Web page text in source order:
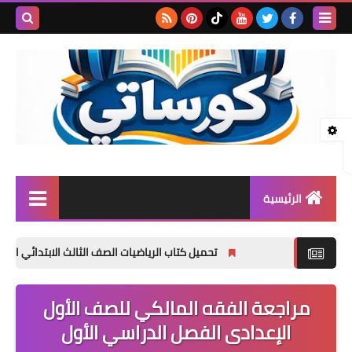
الرئيسية
المرحلة الثانوية
تأسيس حضانة
تحميل كتاب الرياضيات الصف الثالث الابتدائي الترم الأول 2027 PDF | المنهج الجديد الرسمي
مراجعة الفقه المالكي للصف الأول
الإعدادى الفصل الدراسي الأول